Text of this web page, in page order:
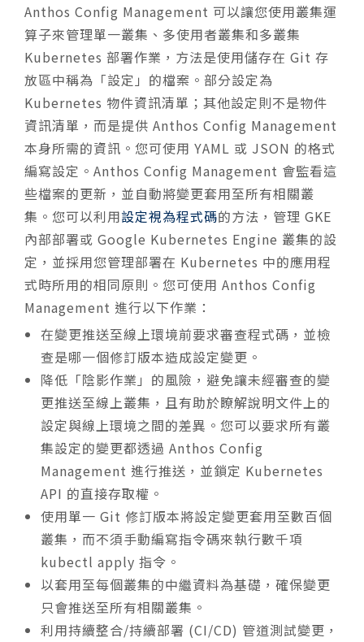
Anthos Config Management 可以讓您使用叢集運
算子來管理單一叢集、多使用者叢集和多叢集
Kubernetes 部署作業，方法是使用儲存在 Git 存
放區中稱為「設定」的檔案。部分設定為
Kubernetes 物件資訊清單；其他設定則不是物件
資訊清單，而是提供 Anthos Config Management
本身所需的資訊。您可使用 YAML 或 JSON 的格式
編寫設定。Anthos Config Management 會監看這
些檔案的更新，並自動將變更套用至所有相關叢
集。您可以利用設定視為程式碼的方法，管理 GKE
內部部署或 Google Kubernetes Engine 叢集的設
定，並採用您管理部署在 Kubernetes 中的應用程
式時所用的相同原則。您可使用 Anthos Config
Management 進行以下作業：
在變更推送至線上環境前要求審查程式碼，並檢
查是哪一個修訂版本造成設定變更。
降低「陰影作業」的風險，避免讓未經審查的變
更推送至線上叢集，且有助於瞭解說明文件上的
設定與線上環境之間的差異。您可以要求所有叢
集設定的變更都透過 Anthos Config
Management 進行推送，並鎖定 Kubernetes
API 的直接存取權。
使用單一 Git 修訂版本將設定變更套用至數百個
叢集，而不須手動編寫指令碼來執行數千項
kubectl apply 指令。
以套用至每個叢集的中繼資料為基礎，確保變更
只會推送至所有相關叢集。
利用持續整合/持續部署 (CI/CD) 管道測試變更，